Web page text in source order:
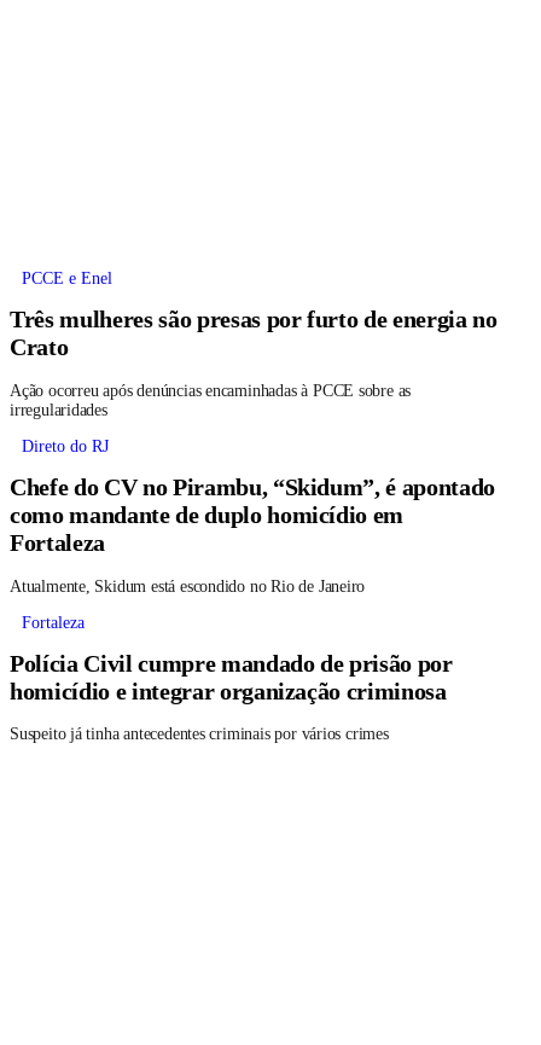
PCCE e Enel
Três mulheres são presas por furto de energia no
Crato
Ação ocorreu após denúncias encaminhadas à PCCE sobre as
irregularidades
Direto do RJ
Chefe do CV no Pirambu, “Skidum”, é apontado
como mandante de duplo homicídio em
Fortaleza
Atualmente, Skidum está escondido no Rio de Janeiro
Fortaleza
Polícia Civil cumpre mandado de prisão por
homicídio e integrar organização criminosa
Suspeito já tinha antecedentes criminais por vários crimes